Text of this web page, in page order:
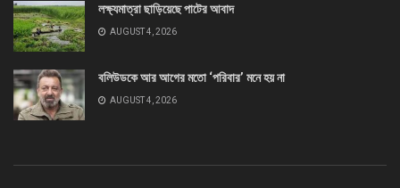
লক্ষ্যমাত্রা ছাড়িয়েছে পাটের আবাদ
AUGUST 4, 2026
বলিউডকে আর আগের মতো ‘পরিবার’ মনে হয় না
AUGUST 4, 2026